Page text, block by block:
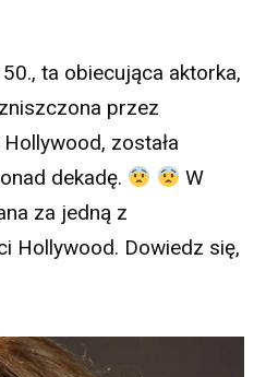
ta obiecująca aktorka,
przez
została
dekadę.
W
za jedną z
Hollywood. Dowiedz się,